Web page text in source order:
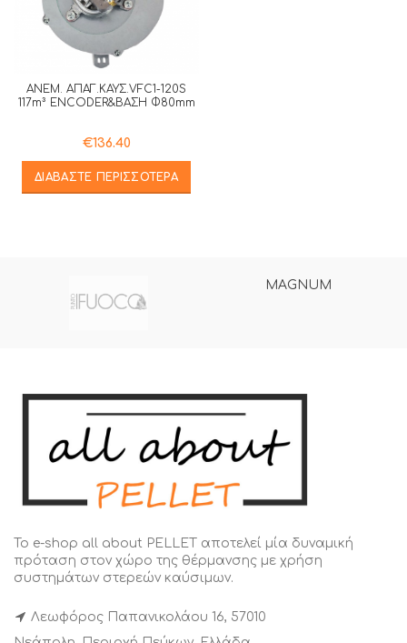
ΑΝΕΜ. ΑΠΑΓ.ΚΑΥΣ.VFC1-120S
117m³ ENCODER&ΒΑΣΗ Φ80mm
€136.40
ΔΙΑΒΆΣΤΕ ΠΕΡΙΣΣΌΤΕΡΑ
MAGNUM
Το e-shop all about PELLET αποτελεί μία δυναμική
πρόταση στον χώρο της θέρμανσης με χρήση
συστημάτων στερεών καύσιμων.
Λεωφόρος Παπανικολάου 16, 57010